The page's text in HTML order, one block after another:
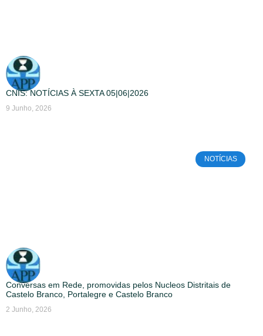
CNIS: NOTÍCIAS À SEXTA 05|06|2026
9 Junho, 2026
NOTÍCIAS
Conversas em Rede, promovidas pelos Nucleos Distritais de
Castelo Branco, Portalegre e Castelo Branco
2 Junho, 2026